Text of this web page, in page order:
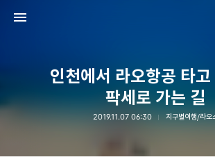
인천에서 라오항공 타
팍세로 가는 길
2019.11.07 06:30 지구별여행/라오
Raycat : Photo